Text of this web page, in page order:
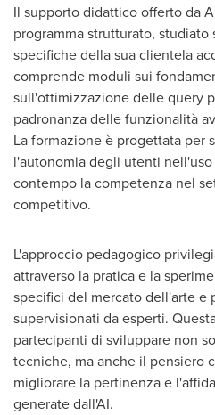
Il supporto didattico offerto da
programma strutturato,
specifiche della sua clientela
comprende moduli sui
sull'ottimizzazione delle query
padronanza delle funzionalità
La formazione è progettata per
l'autonomia degli utenti
contempo la competenza nel
competitivo.
L'approccio pedagogico
attraverso la pratica e la
specifici del mercato dell'arte e
supervisionati da esperti.
partecipanti di sviluppare non
tecniche, ma anche il pensiero
migliorare la pertinenza e
generate dall'AI.